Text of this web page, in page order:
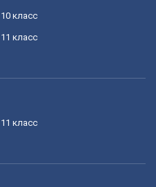
10 класс
11 класс
11 класс